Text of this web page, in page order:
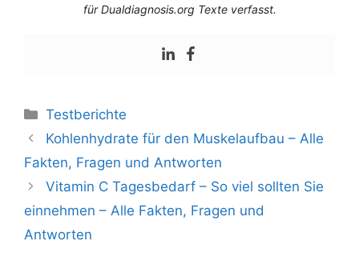
für Dualdiagnosis.org Texte verfasst.
Testberichte
Kohlenhydrate für den Muskelaufbau – Alle
Fakten, Fragen und Antworten
Vitamin C Tagesbedarf – So viel sollten Sie
einnehmen – Alle Fakten, Fragen und
Antworten